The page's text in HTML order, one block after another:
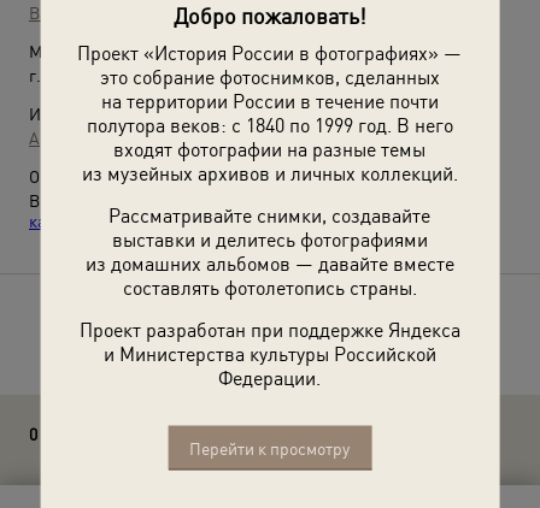
Добро пожаловать!
Проект «История России в фотографиях» —
это собрание фотоснимков, сделанных
на территории России в течение почти
полутора веков: с 1840 по 1999 год. В него
входят фотографии на разные темы
из музейных архивов и личных коллекций.
Рассматривайте снимки, создавайте
выставки и делитесь фотографиями
из домашних альбомов — давайте вместе
составлять фотолетопись страны.
Проект разработан при поддержке Яндекса
и Министерства культуры Российской
Федерации.
Перейти к просмотру
Валентин Хухлаев
Место съемки:
г. Москва
Источники:
Архив Валентина Хухлаева / © Галерея Люмьер
О фотографии:
Выставка
канала Москва — Волга»с этой фотографией.
Расскажите друзьям об этом фото
0 комментариев